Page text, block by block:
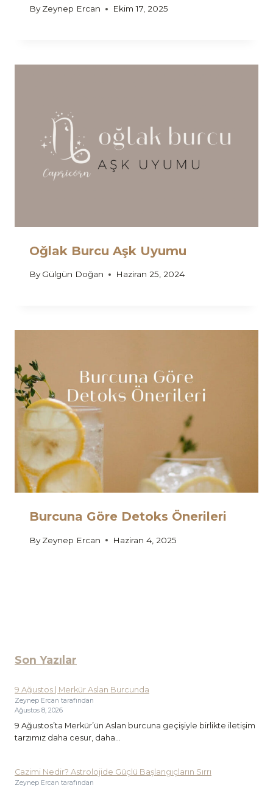
By Zeynep Ercan Ekim 17, 2025
Oğlak Burcu Aşk Uyumu
By Gülgün Doğan Haziran 25, 2024
Burcuna Göre Detoks Önerileri
By Zeynep Ercan Haziran 4, 2025
Son Yazılar
9 Ağustos | Merkür Aslan Burcunda
Zeynep Ercan tarafından
Ağustos 8, 2026
9 Ağustos’ta Merkür’ün Aslan burcuna geçişiyle birlikte iletişim
tarzımız daha cesur, daha...
Cazimi Nedir? Astrolojide Güçlü Başlangıçların Sırrı
Zeynep Ercan tarafından